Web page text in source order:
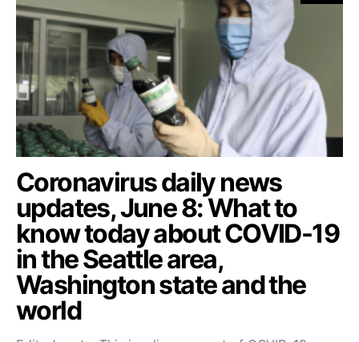
Coronavirus daily news
updates, June 8: What to
know today about COVID-19
in the Seattle area,
Washington state and the
world